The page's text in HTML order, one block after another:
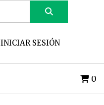
INICIAR SESIÓN
0